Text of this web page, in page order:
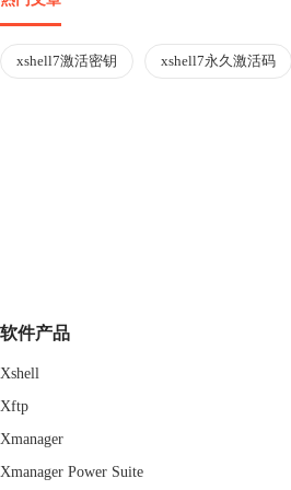
xshell7激活密钥 xshell7永久激活码
软件产品
Xshell
Xftp
Xmanager
Xmanager Power Suite